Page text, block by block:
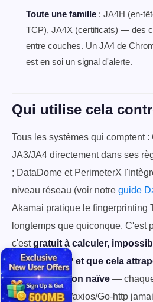
Toute une famille : JA4H (en-
TCP), JA4X (certificats) — des
entre couches. Un JA4 de
est en soi un signal d'alerte.
Qui utilise cela
Tous les systèmes qui comptent
JA3/JA4 directement dans ses
; DataDome et PerimeterX
niveau réseau (voir notre guide
Akamai pratique le fingerprinting
longtemps que quiconque. C'est
c'estgratuit à calculer,
couche HTTP et que cela
l'automatisation naïve —
requests/httpx/axios/Go-http